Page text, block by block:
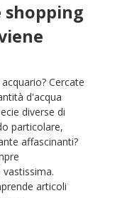
shopping
Cercate
d'acqua
diverse di
particolare,
affascinanti?
articoli